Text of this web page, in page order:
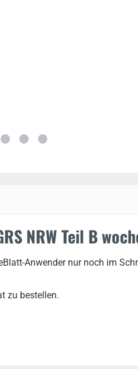
NRW Teil B
Anwender nur noch im
zu bestellen.